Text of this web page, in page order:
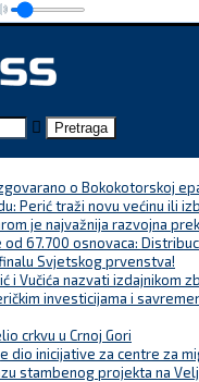
Pretraga
o Bokokotorskoj
Perić traži novu većinu ili
je najvažnija razvojna
67.700 osnovaca:
Svjetskog prvenstva!
i Vučića nazvati izdajnikom
investicijama i
crkvu u Crnoj Gori
dio inicijative za centre za
stambenog projekta na